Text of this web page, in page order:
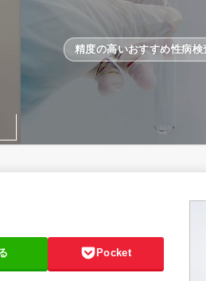
精度の高いおすすめ性病検
Pocket